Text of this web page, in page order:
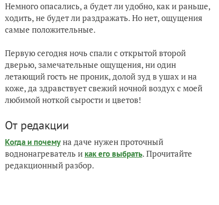
Немного опасались, а будет ли удобно, как и раньше,
ходить, не будет ли раздражать. Но нет, ощущения
самые положительные.
Первую сегодня ночь спали с открытой второй
дверью, замечательные ощущения, ни один
летающий гость не проник, долой зуд в ушах и на
коже, да здравствует свежий ночной воздух с моей
любимой ноткой сырости и цветов!
От редакции
Когда и почемуна даче нужен проточный
воднонагреватель и как его выбрать. Прочитайте
редакционный разбор.